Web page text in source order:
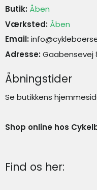
Butik: Åben
Værksted: Åben
Email:
Adresse: Gaabensevej
Åbningstider
Se butikkens
Shop online hos
Find os her: